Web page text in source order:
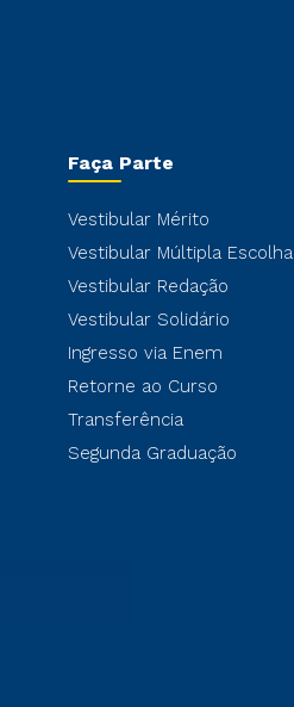
Faça Parte
Vestibular Mérito
Vestibular Múltipla Escolha
Vestibular Redação
Vestibular Solidário
Ingresso via Enem
Retorne ao Curso
Transferência
Segunda Graduação